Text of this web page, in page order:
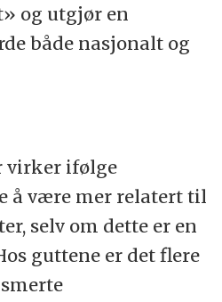
og utgjør en
både nasjonalt og
virker ifølge
å være mer relatert til
selv om dette er en
guttene er det flere